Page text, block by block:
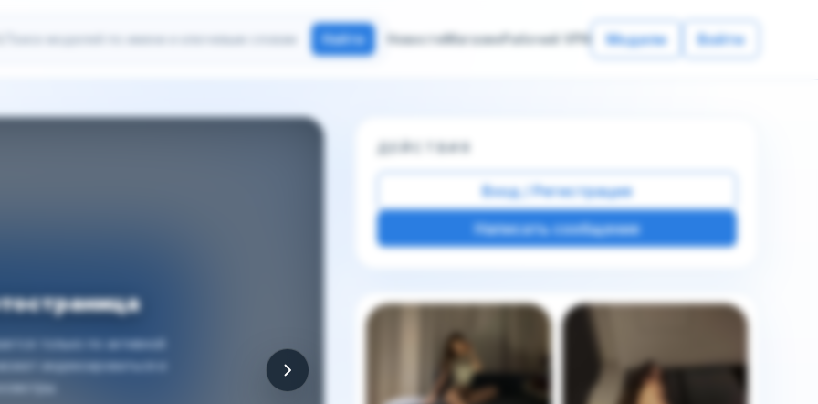
Найти НовостиМагазинРабочий VPN Модели Войти
только по активной
индексироваться и
ДЕЙСТВИЯ
Вход / Регистрация
Написать сообщение
Другие фото этой модели